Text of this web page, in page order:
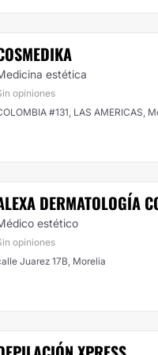
estética
opiniones
#131, LAS AMERICAS,
DERMATOLOGÍA
estético
opiniones
Juarez 17B, Morelia